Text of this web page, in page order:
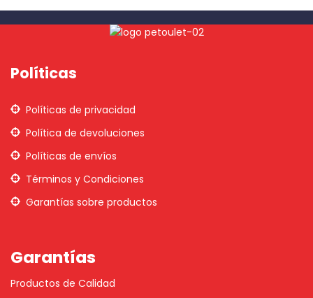
Políticas
Políticas de privacidad
Política de devoluciones
Políticas de envíos
Términos y Condiciones
Garantías sobre productos
Garantías
Productos de Calidad